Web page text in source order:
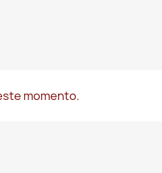
momento.